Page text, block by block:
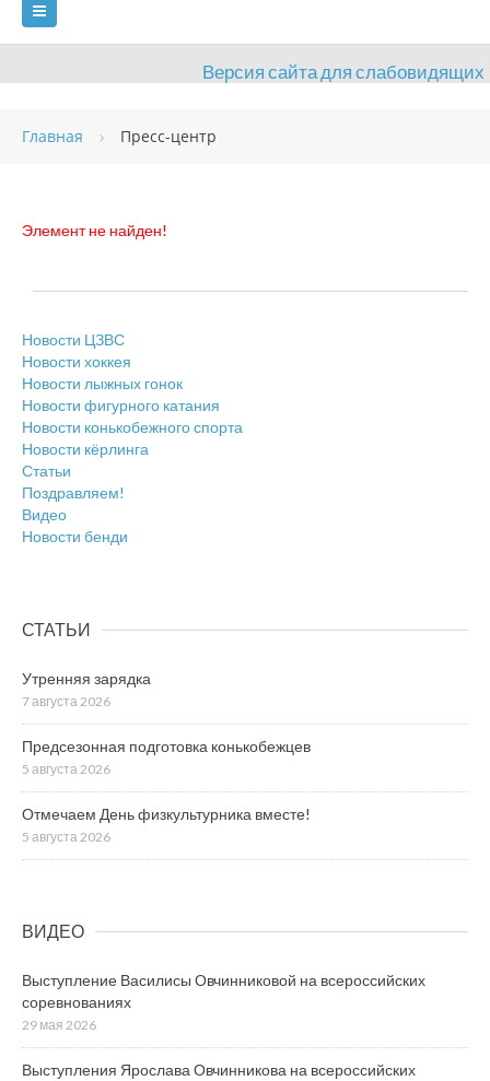
Версия сайта для слабовидящих
ГЛАВНАЯ
ПЛАТНЫЕ УСЛУГИ
Главная Пресс-центр
Элемент не найден!
Новости ЦЗВС
Новости хоккея
Новости лыжных гонок
Новости фигурного катания
Новости конькобежного спорта
Новости кёрлинга
Статьи
Поздравляем!
Видео
Новости бенди
СТАТЬИ
Утренняя зарядка
7 августа 2026
Предсезонная подготовка конькобежцев
5 августа 2026
Отмечаем День физкультурника вместе!
5 августа 2026
ВИДЕО
Выступление Василисы Овчинниковой на всероссийских
соревнованиях
29 мая 2026
Выступления Ярослава Овчинникова на всероссийских